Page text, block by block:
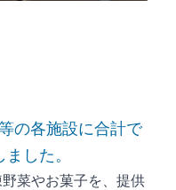
の各施設に合計で
した。
菜やお菓子を、提供